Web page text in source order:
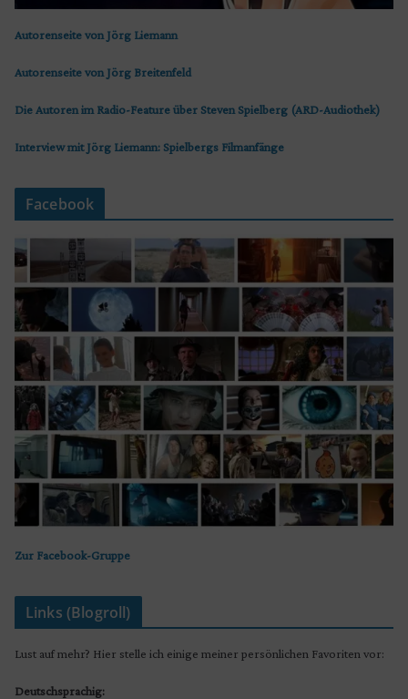
Autorenseite von Jörg Liemann
Autorenseite von Jörg Breitenfeld
Die Autoren im Radio-Feature über Steven Spielberg (ARD-Audiothek)
Interview mit Jörg Liemann: Spielbergs Filmanfänge
Facebook
Zur Facebook-Gruppe
Links (Blogroll)
Lust auf mehr? Hier stelle ich einige meiner persönlichen Favoriten vor:
Deutschsprachig: